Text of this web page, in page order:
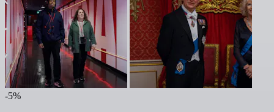
-5%